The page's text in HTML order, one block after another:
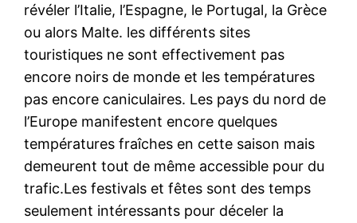
révéler l’Italie, l’Espagne, le Portugal, la Grèce
ou alors Malte. les différents sites
touristiques ne sont effectivement pas
encore noirs de monde et les températures
pas encore caniculaires. Les pays du nord de
l’Europe manifestent encore quelques
températures fraîches en cette saison mais
demeurent tout de même accessible pour du
trafic.Les festivals et fêtes sont des temps
seulement intéressants pour déceler la